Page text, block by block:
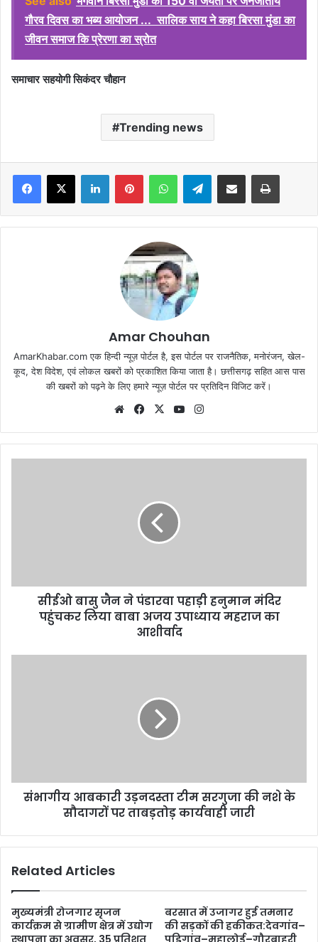
गौरव दिवस का भब्य आयोजन ... सालिक साय ने कहा बिरसा मुंडा का
जीवन समाज कि प्रेरणा का स्रोत
समाचार सहयोगी सिकंदर चौहान
Trending news
Facebook
X LinkedInPinterestWhatsAppTelegramShare via Email Print
Amar Chouhan
AmarKhabar.com एक हिन्दी न्यूज़ पोर्टल है, इस पोर्टल पर राजनैतिक, मनोरंजन, खेल-
कूद, देश विदेश, एवं लोकल खबरों को प्रकाशित किया जाता है। छत्तीसगढ़ सहित आस पास
की खबरों को पढ़ने के लिए हमारे न्यूज़ पोर्टल पर प्रतिदिन विजिट करें।
WebsiteFacebook
X YouTube
सीईओ बासु जैन ने पंडारवा पहाड़ी हनुमान मंदिर
पहुंचकर लिया बाबा अजय उपाध्याय महराज का
आशीर्वाद
संभागीय आबकारी उड़नदस्ता टीम सरगुजा की नशे के
सौदागरों पर ताबड़तोड़ कार्यवाही जारी
Related Articles
मुख्यमंत्री रोजगार सृजन
कार्यक्रम से ग्रामीण क्षेत्र में उद्योग
स्थापना का अवसर, 35 प्रतिशत
बरसात में उजागर हुई तमनार
की सड़कों की हकीकत:देवगांव–
पडिगांव–महालोई–गौरबाहरी